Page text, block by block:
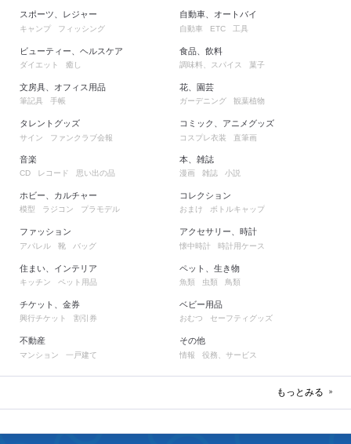
スポーツ、レジャー
キャンプ フィッシング
ビューティー、ヘルスケア
ダイエット 癒し
文房具、オフィス用品
筆記具 手帳
タレントグッズ
サイン ファンクラブ会報
自動車、オートバイ
自動車 ETC 工具
食品、飲料
調味料、スパイス 菓子
花、園芸
ガーデニング 観葉植物
コミック、アニメグッズ
コスプレ衣装 直筆画
音楽
CD レコード 思い出の品
ホビー、カルチャー
模型 ラジコン プラモデル
ファッション
アパレル 靴 バッグ
住まい、インテリア
キッチン ペット用品
チケット、金券
興行チケット 割引券
不動産
マンション 一戸建て
本、雑誌
漫画 雑誌 小説
コレクション
おまけ ボトルキャップ
アクセサリー、時計
懐中時計 時計用ケース
ペット、生き物
魚類 虫類 鳥類
ベビー用品
おむつ セーフティグッズ
その他
情報 役務、サービス
もっとみる